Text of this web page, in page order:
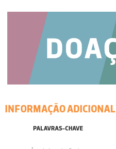
INFORMAÇÃO ADICIONAL
PALAVRAS-CHAVE